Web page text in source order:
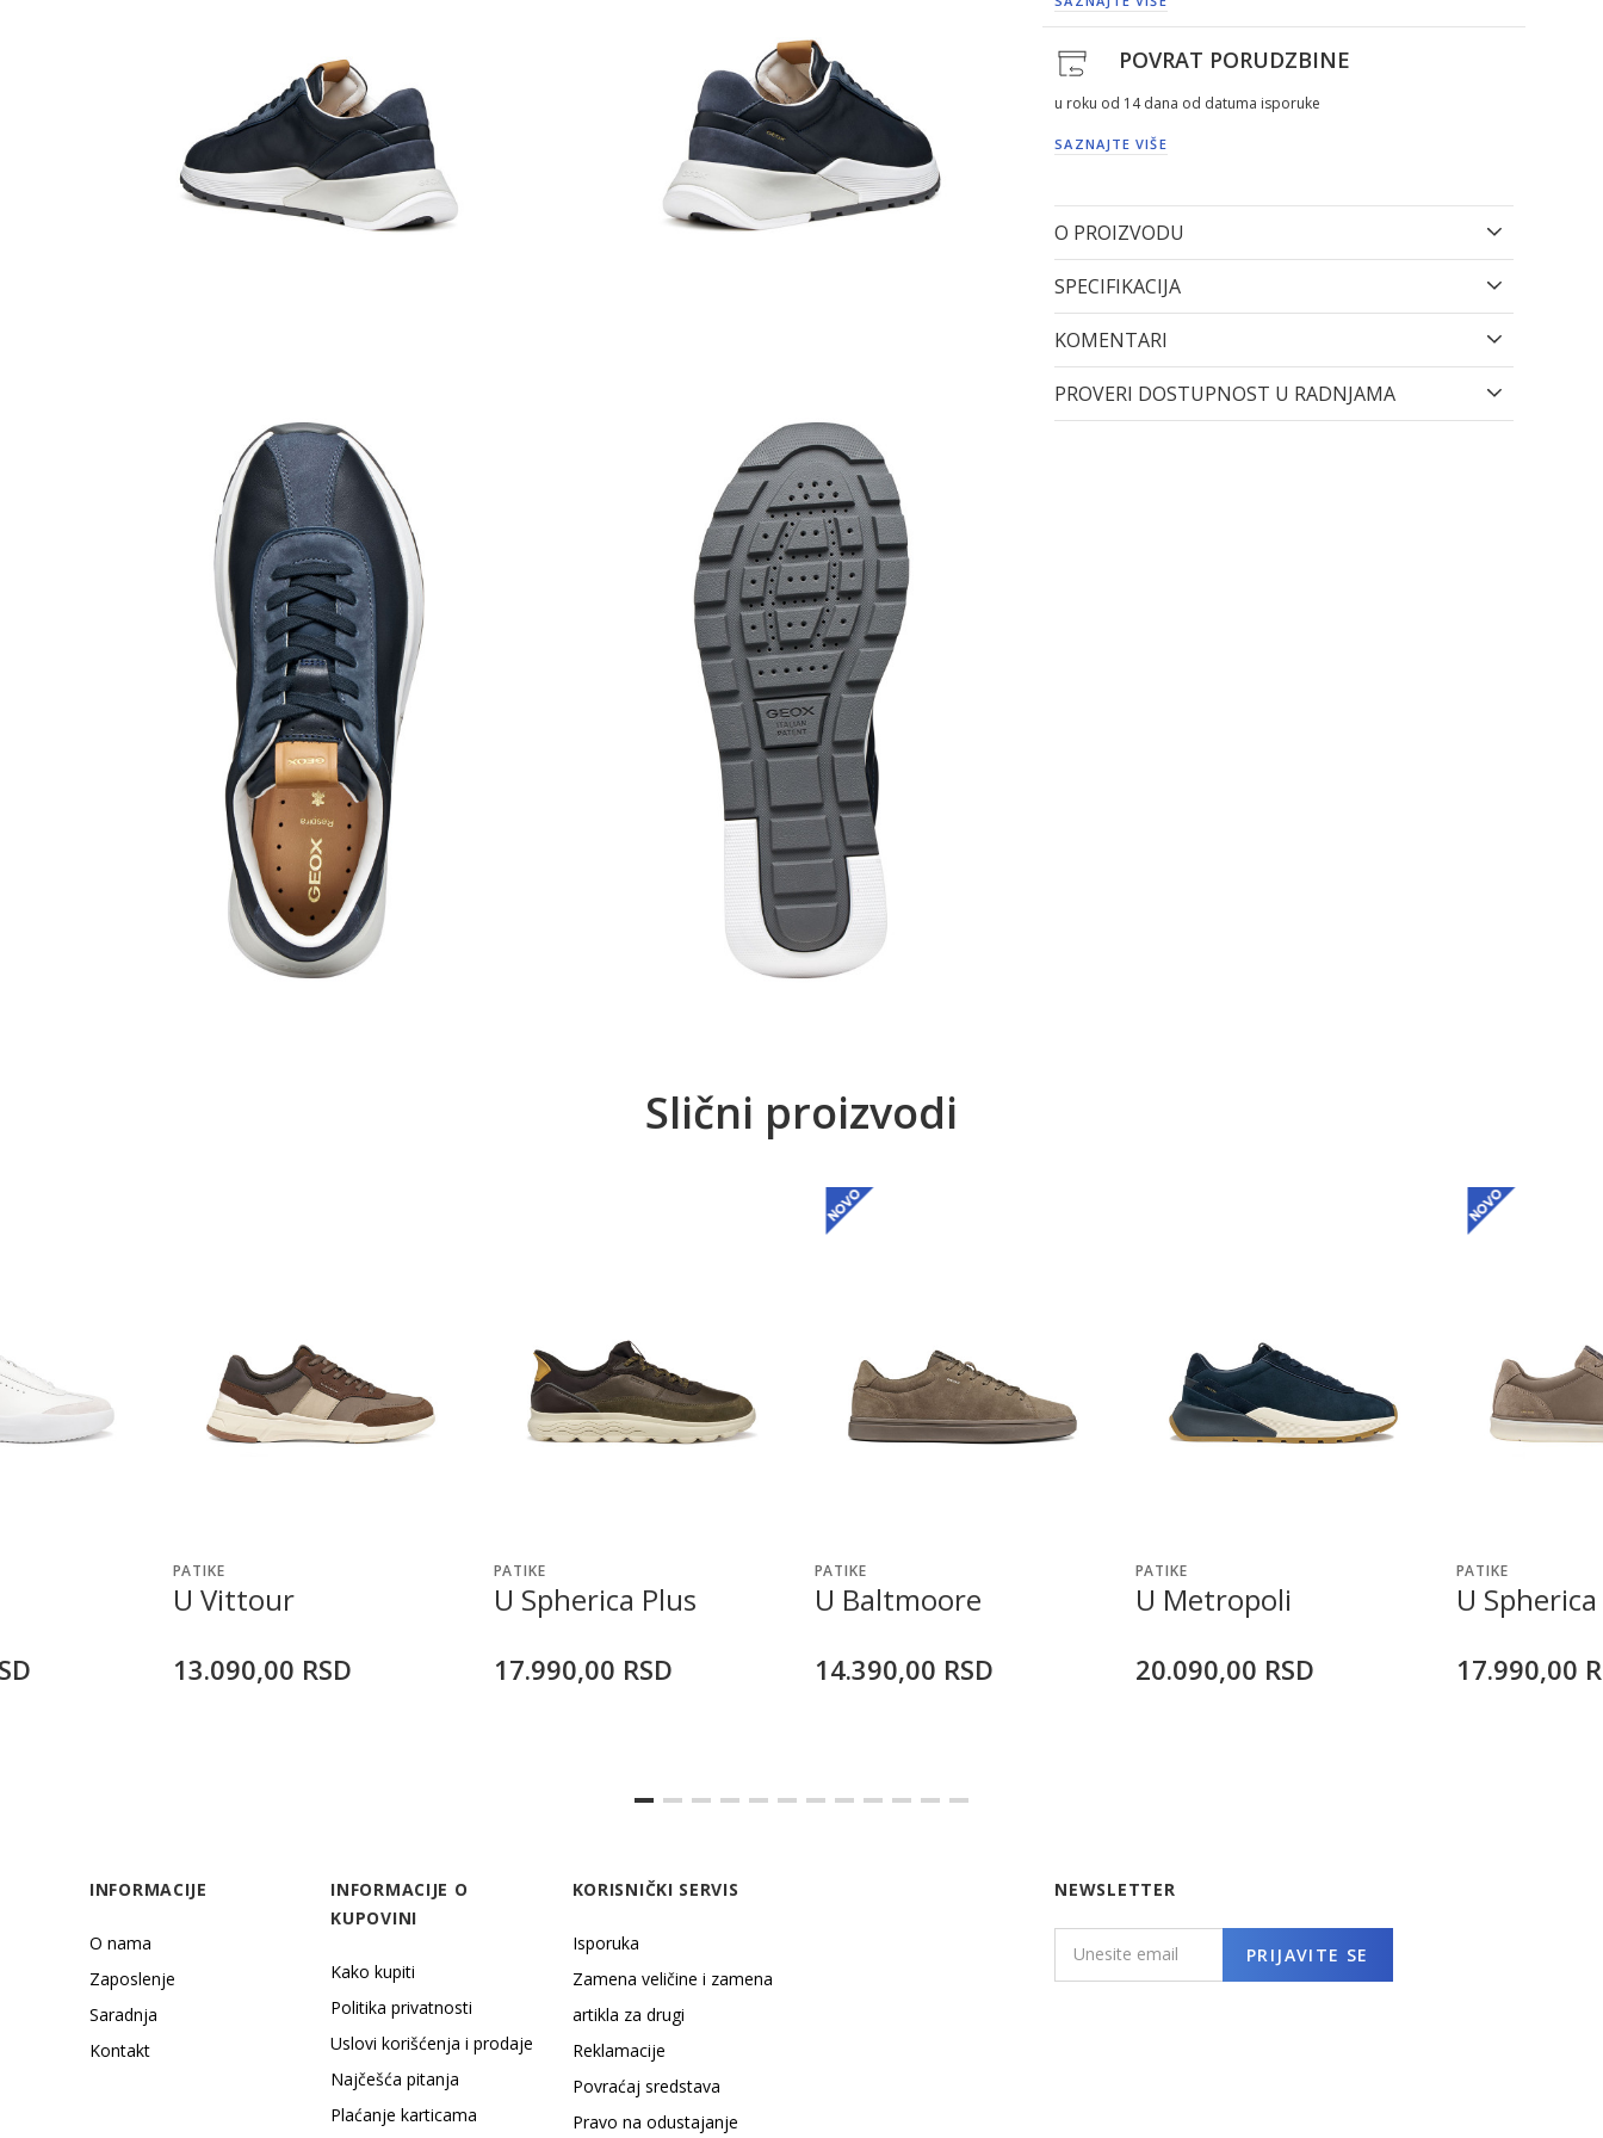
POVRAT PORUDZBINE
u roku od 14 dana od datuma isporuke
SAZNAJTE VIŠE
O PROIZVODU
SPECIFIKACIJA
KOMENTARI
PROVERI DOSTUPNOST U RADNJAMA
Slični proizvodi
PATIKE
U Vittour
13.090,00 RSD
PATIKE
U Spherica Plus
17.990,00 RSD
PATIKE
U Baltmoore
14.390,00 RSD
PATIKE
U Metropoli
20.090,00 RSD
PATIKE
U
17.990,00
INFORMACIJE
O nama
Zaposlenje
Saradnja
Kontakt
INFORMACIJE O
KUPOVINI
Kako kupiti
Politika privatnosti
Uslovi korišćenja i prodaje
Najčešća pitanja
Plaćanje karticama
KORISNIČKI SERVIS
Isporuka
Zamena veličine i zamena
artikla za drugi
Reklamacije
Povraćaj sredstava
Pravo na odustajanje
NEWSLETTER
PRIJAVITE SE